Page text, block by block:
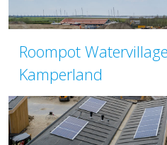
Roompot
Kamperland